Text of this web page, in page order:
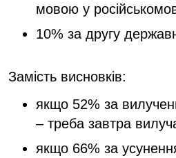
мовою у
10% за другу
Замість висновків:
якщо 52% за
– треба завтра
якщо 66% за